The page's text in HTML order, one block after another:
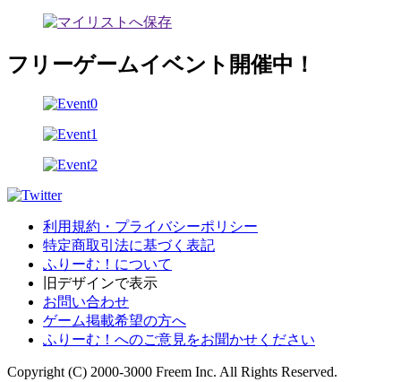
フリーゲームイベント開催中！
利用規約・プライバシーポリシー
特定商取引法に基づく表記
ふりーむ！について
旧デザインで表示
お問い合わせ
ゲーム掲載希望の方へ
ふりーむ！へのご意見をお聞かせください
Copyright (C) 2000-3000 Freem Inc. All Rights Reserved.